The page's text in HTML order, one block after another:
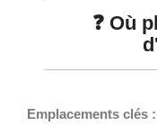
❓ Où
Emplacements clés :